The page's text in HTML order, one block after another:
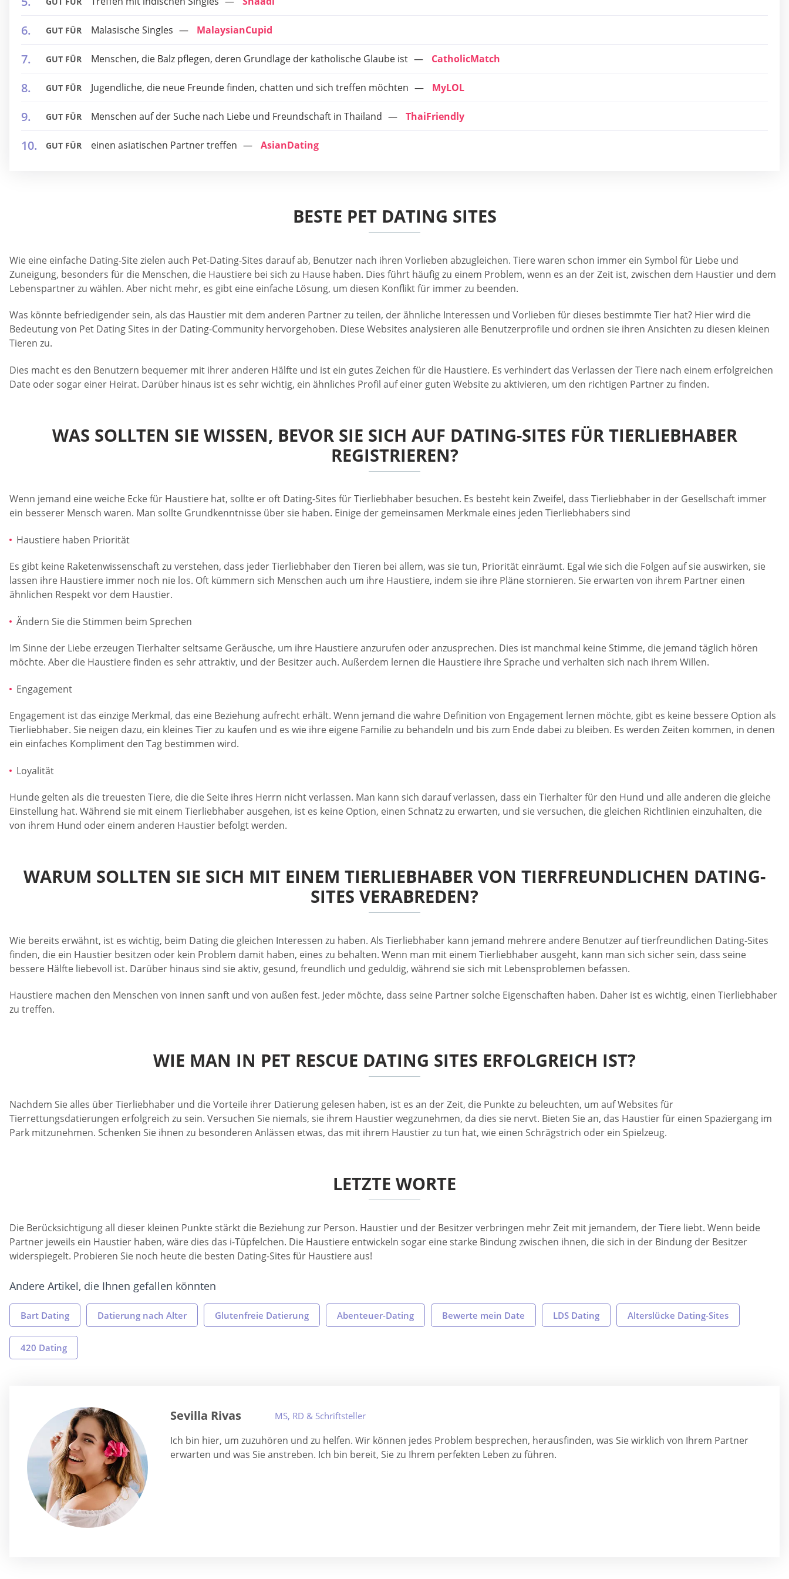
GUT FÜR Malasische Singles MalaysianCupid
GUT FÜR Menschen, die Balz pflegen, deren Grundlage der katholische Glaube ist CatholicMatch
GUT FÜR Jugendliche, die neue Freunde finden, chatten und sich treffen möchten MyLOL
GUT FÜR Menschen auf der Suche nach Liebe und Freundschaft in Thailand ThaiFriendly
GUT FÜR einen asiatischen Partner treffen AsianDating
BESTE PET DATING SITES
Wie eine einfache Dating-Site zielen auch Pet-Dating-Sites darauf ab, Benutzer nach ihren Vorlieben abzugleichen. Tiere waren schon immer ein Symbol für Liebe und
Zuneigung, besonders für die Menschen, die Haustiere bei sich zu Hause haben. Dies führt häufig zu einem Problem, wenn es an der Zeit ist, zwischen dem Haustier und dem
Lebenspartner zu wählen. Aber nicht mehr, es gibt eine einfache Lösung, um diesen Konflikt für immer zu beenden.
Was könnte befriedigender sein, als das Haustier mit dem anderen Partner zu teilen, der ähnliche Interessen und Vorlieben für dieses bestimmte Tier hat? Hier wird die
Bedeutung von Pet Dating Sites in der Dating-Community hervorgehoben. Diese Websites analysieren alle Benutzerprofile und ordnen sie ihren Ansichten zu diesen kleinen
Tieren zu.
Dies macht es den Benutzern bequemer mit ihrer anderen Hälfte und ist ein gutes Zeichen für die Haustiere. Es verhindert das Verlassen der Tiere nach einem erfolgreichen
Date oder sogar einer Heirat. Darüber hinaus ist es sehr wichtig, ein ähnliches Profil auf einer guten Website zu aktivieren, um den richtigen Partner zu finden.
WAS SOLLTEN SIE WISSEN, BEVOR SIE SICH AUF DATING-SITES FÜR TIERLIEBHABER
REGISTRIEREN?
Wenn jemand eine weiche Ecke für Haustiere hat, sollte er oft Dating-Sites für Tierliebhaber besuchen. Es besteht kein Zweifel, dass Tierliebhaber in der Gesellschaft immer
ein besserer Mensch waren. Man sollte Grundkenntnisse über sie haben. Einige der gemeinsamen Merkmale eines jeden Tierliebhabers sind
Haustiere haben Priorität
Es gibt keine Raketenwissenschaft zu verstehen, dass jeder Tierliebhaber den Tieren bei allem, was sie tun, Priorität einräumt. Egal wie sich die Folgen auf sie auswirken, sie
lassen ihre Haustiere immer noch nie los. Oft kümmern sich Menschen auch um ihre Haustiere, indem sie ihre Pläne stornieren. Sie erwarten von ihrem Partner einen
ähnlichen Respekt vor dem Haustier.
Ändern Sie die Stimmen beim Sprechen
Im Sinne der Liebe erzeugen Tierhalter seltsame Geräusche, um ihre Haustiere anzurufen oder anzusprechen. Dies ist manchmal keine Stimme, die jemand täglich hören
möchte. Aber die Haustiere finden es sehr attraktiv, und der Besitzer auch. Außerdem lernen die Haustiere ihre Sprache und verhalten sich nach ihrem Willen.
Engagement
Engagement ist das einzige Merkmal, das eine Beziehung aufrecht erhält. Wenn jemand die wahre Definition von Engagement lernen möchte, gibt es keine bessere Option als
Tierliebhaber. Sie neigen dazu, ein kleines Tier zu kaufen und es wie ihre eigene Familie zu behandeln und bis zum Ende dabei zu bleiben. Es werden Zeiten kommen, in denen
ein einfaches Kompliment den Tag bestimmen wird.
Loyalität
Hunde gelten als die treuesten Tiere, die die Seite ihres Herrn nicht verlassen. Man kann sich darauf verlassen, dass ein Tierhalter für den Hund und alle anderen die gleiche
Einstellung hat. Während sie mit einem Tierliebhaber ausgehen, ist es keine Option, einen Schnatz zu erwarten, und sie versuchen, die gleichen Richtlinien einzuhalten, die
von ihrem Hund oder einem anderen Haustier befolgt werden.
WARUM SOLLTEN SIE SICH MIT EINEM TIERLIEBHABER VON TIERFREUNDLICHEN DATING-
SITES VERABREDEN?
Wie bereits erwähnt, ist es wichtig, beim Dating die gleichen Interessen zu haben. Als Tierliebhaber kann jemand mehrere andere Benutzer auf tierfreundlichen Dating-Sites
finden, die ein Haustier besitzen oder kein Problem damit haben, eines zu behalten. Wenn man mit einem Tierliebhaber ausgeht, kann man sich sicher sein, dass seine
bessere Hälfte liebevoll ist. Darüber hinaus sind sie aktiv, gesund, freundlich und geduldig, während sie sich mit Lebensproblemen befassen.
Haustiere machen den Menschen von innen sanft und von außen fest. Jeder möchte, dass seine Partner solche Eigenschaften haben. Daher ist es wichtig, einen Tierliebhaber
zu treffen.
WIE MAN IN PET RESCUE DATING SITES ERFOLGREICH IST?
Nachdem Sie alles über Tierliebhaber und die Vorteile ihrer Datierung gelesen haben, ist es an der Zeit, die Punkte zu beleuchten, um auf Websites für
Tierrettungsdatierungen erfolgreich zu sein. Versuchen Sie niemals, sie ihrem Haustier wegzunehmen, da dies sie nervt. Bieten Sie an, das Haustier für einen Spaziergang im
Park mitzunehmen. Schenken Sie ihnen zu besonderen Anlässen etwas, das mit ihrem Haustier zu tun hat, wie einen Schrägstrich oder ein Spielzeug.
LETZTE WORTE
Die Berücksichtigung all dieser kleinen Punkte stärkt die Beziehung zur Person. Haustier und der Besitzer verbringen mehr Zeit mit jemandem, der Tiere liebt. Wenn beide
Partner jeweils ein Haustier haben, wäre dies das i-Tüpfelchen. Die Haustiere entwickeln sogar eine starke Bindung zwischen ihnen, die sich in der Bindung der Besitzer
widerspiegelt. Probieren Sie noch heute die besten Dating-Sites für Haustiere aus!
Andere Artikel, die Ihnen gefallen könnten
Bart Dating Datierung nach Alter Glutenfreie Datierung Abenteuer-Dating Bewerte mein Date LDS Dating Alterslücke Dating-Sites
420 Dating
Sevilla Rivas MS, RD & Schriftsteller
Ich bin hier, um zuzuhören und zu helfen. Wir können jedes Problem besprechen, herausfinden, was Sie wirklich von Ihrem Partner
erwarten und was Sie anstreben. Ich bin bereit, Sie zu Ihrem perfekten Leben zu führen.